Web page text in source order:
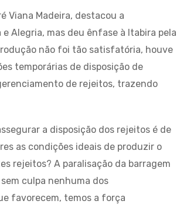
Viana Madeira, destacou a
Alegria, mas deu ênfase à Itabira pela
não foi tão satisfatória, houve
temporárias de disposição de
de rejeitos, trazendo
a disposição dos rejeitos é de
as condições ideais de produzir o
rejeitos? A paralisação da barragem
culpa nenhuma dos
favorecem, temos a força